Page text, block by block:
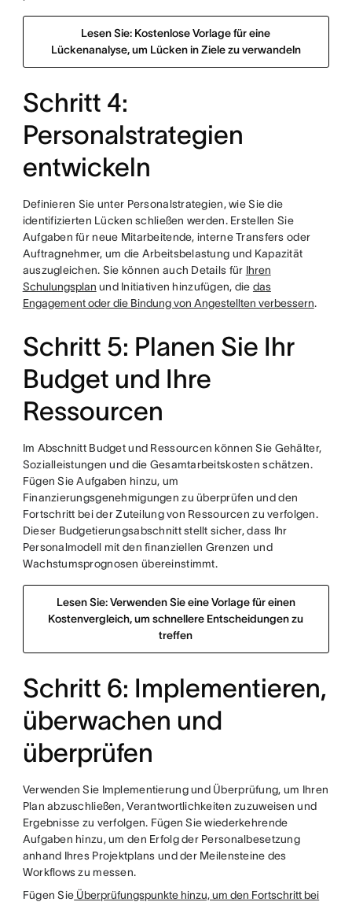
Lesen Sie: Kostenlose Vorlage für eine
Lückenanalyse, um Lücken in Ziele zu verwandeln
Schritt 4:
Personalstrategien
entwickeln
Definieren Sie unter Personalstrategien, wie Sie die
identifizierten Lücken schließen werden. Erstellen Sie
Aufgaben für neue Mitarbeitende, interne Transfers oder
Auftragnehmer, um die Arbeitsbelastung und Kapazität
auszugleichen. Sie können auch Details für Ihren
Schulungsplan und Initiativen hinzufügen, die das
Engagement oder die Bindung von Angestellten verbessern.
Schritt 5: Planen Sie Ihr
Budget und Ihre
Ressourcen
Im Abschnitt Budget und Ressourcen können Sie Gehälter,
Sozialleistungen und die Gesamtarbeitskosten schätzen.
Fügen Sie Aufgaben hinzu, um
Finanzierungsgenehmigungen zu überprüfen und den
Fortschritt bei der Zuteilung von Ressourcen zu verfolgen.
Dieser Budgetierungsabschnitt stellt sicher, dass Ihr
Personalmodell mit den finanziellen Grenzen und
Wachstumsprognosen übereinstimmt.
Lesen Sie: Verwenden Sie eine Vorlage für einen
Kostenvergleich, um schnellere Entscheidungen zu
treffen
Schritt 6: Implementieren,
überwachen und
überprüfen
Verwenden Sie Implementierung und Überprüfung, um Ihren
Plan abzuschließen, Verantwortlichkeiten zuzuweisen und
Ergebnisse zu verfolgen. Fügen Sie wiederkehrende
Aufgaben hinzu, um den Erfolg der Personalbesetzung
anhand Ihres Projektplans und der Meilensteine des
Workflows zu messen.
Fügen Sie Überprüfungspunkte hinzu, um den Fortschritt bei